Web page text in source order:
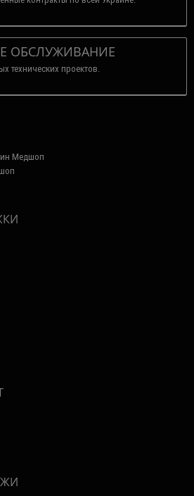
ОБСЛУЖИВАНИЕ
технических проектов.
Медшоп